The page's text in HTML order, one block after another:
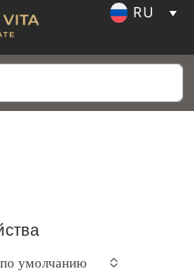
RU
по умолчанию